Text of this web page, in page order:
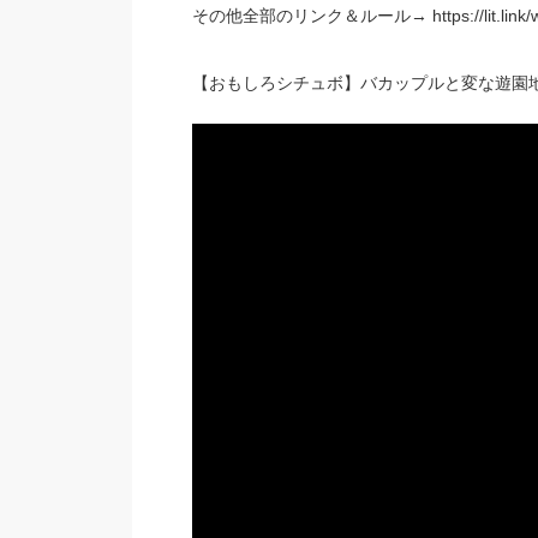
その他全部のリンク＆ルール→ https://lit.link/
【おもしろシチュボ】バカップルと変な遊園